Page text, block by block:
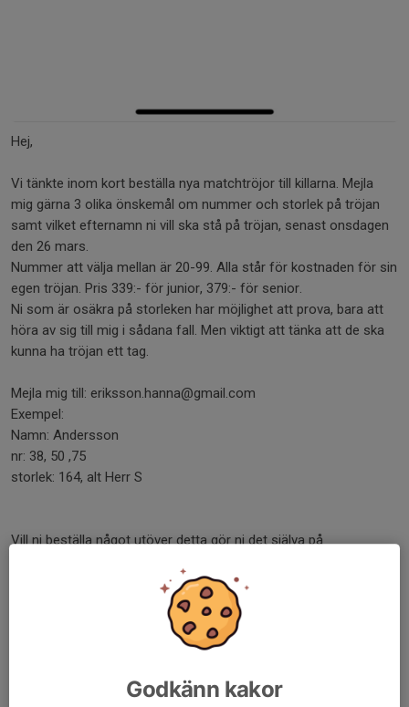
Hej,
Vi tänkte inom kort beställa nya matchtröjor till killarna. Mejla
mig gärna 3 olika önskemål om nummer och storlek på tröjan
samt vilket efternamn ni vill ska stå på tröjan, senast onsdagen
den 26 mars.
Nummer att välja mellan är 20-99. Alla står för kostnaden för sin
egen tröjan. Pris 339:- för junior, 379:- för senior.
Ni som är osäkra på storleken har möjlighet att prova, bara att
höra av sig till mig i sådana fall. Men viktigt att tänka att de ska
kunna ha tröjan ett tag.
Mejla mig till: eriksson.hanna@gmail.com
Exempel:
Namn: Andersson
nr: 38, 50 ,75
storlek: 164, alt Herr S
Vill ni beställa något utöver detta gör ni det själva på
Godkänn kakor